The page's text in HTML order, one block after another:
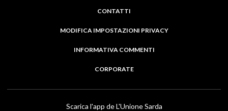
CONTATTI
MODIFICA IMPOSTAZIONI PRIVACY
INFORMATIVA COMMENTI
CORPORATE
Scarica l'app de L'Unione Sarda